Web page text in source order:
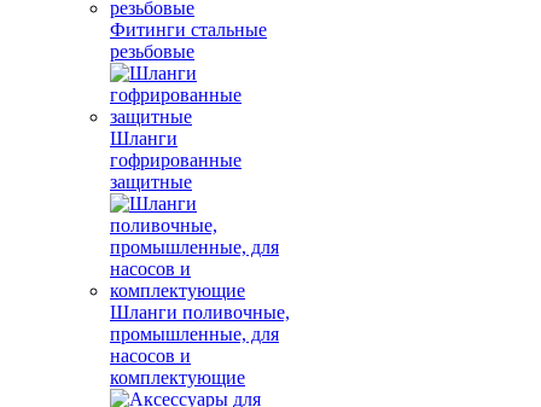
Фитинги стальные
резьбовые
Шланги
гофрированные
защитные
Шланги поливочные,
промышленные, для
насосов и
комплектующие